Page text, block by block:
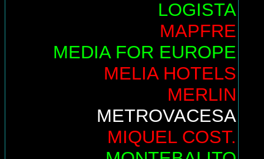
LOGISTA
MAPFRE
MEDIA FOR EUROPE
MELIA HOTELS
MERLIN
METROVACESA
MIQUEL COST.